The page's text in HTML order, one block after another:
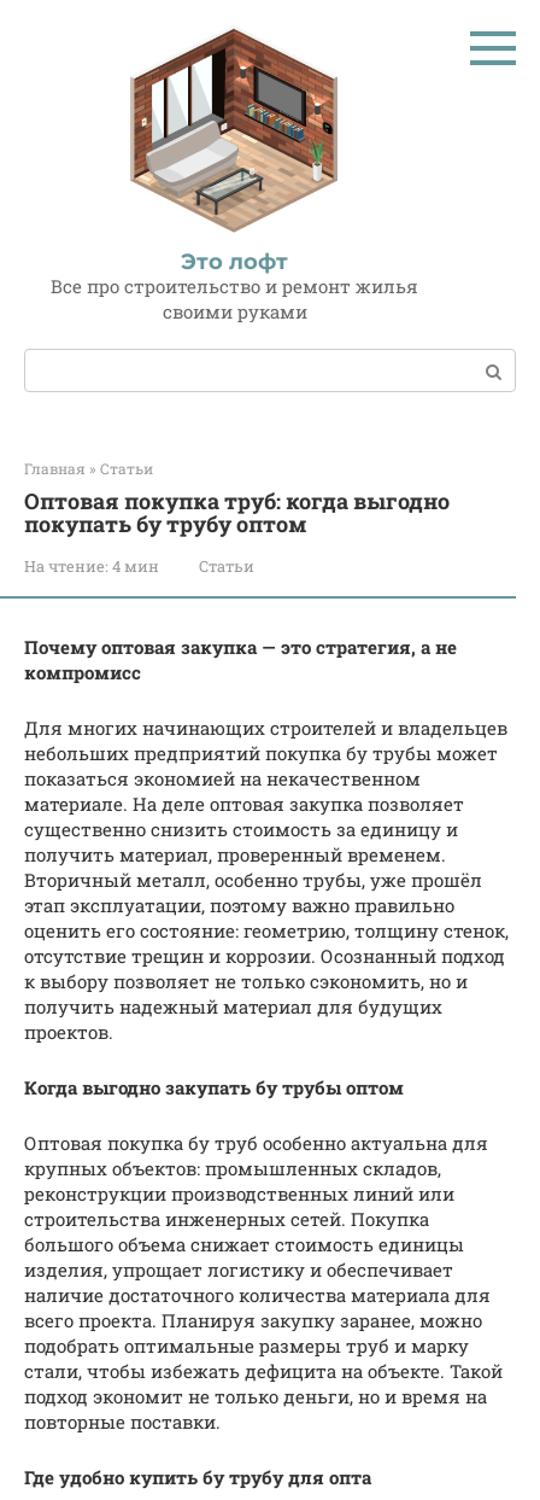
Это лофт
Все про строительство и ремонт жилья
своими руками
Поиск:
Главная » Статьи
Оптовая покупка труб: когда выгодно
покупать бу трубу оптом
На чтение: 4 мин Статьи
Почему оптовая закупка — это стратегия, а не
компромисс
Для многих начинающих строителей и владельцев
небольших предприятий покупка бу трубы может
показаться экономией на некачественном
материале. На деле оптовая закупка позволяет
существенно снизить стоимость за единицу и
получить материал, проверенный временем.
Вторичный металл, особенно трубы, уже прошёл
этап эксплуатации, поэтому важно правильно
оценить его состояние: геометрию, толщину стенок,
отсутствие трещин и коррозии. Осознанный подход
к выбору позволяет не только сэкономить, но и
получить надежный материал для будущих
проектов.
Когда выгодно закупать бу трубы оптом
Оптовая покупка бу труб особенно актуальна для
крупных объектов: промышленных складов,
реконструкции производственных линий или
строительства инженерных сетей. Покупка
большого объема снижает стоимость единицы
изделия, упрощает логистику и обеспечивает
наличие достаточного количества материала для
всего проекта. Планируя закупку заранее, можно
подобрать оптимальные размеры труб и марку
стали, чтобы избежать дефицита на объекте. Такой
подход экономит не только деньги, но и время на
повторные поставки.
Где удобно купить бу трубу для опта